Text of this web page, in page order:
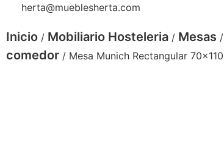
herta@mueblesherta.com
Inicio / Mobiliario Hosteleria / Mesas /
comedor / Mesa Munich Rectangular 70×110